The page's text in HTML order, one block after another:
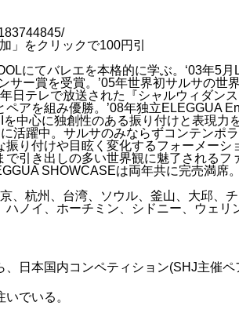
」をクリックで100円引
にてバレエを本格的に学ぶ。‘03年5月
ー賞を受賞。’05年世界初サルサの世
日テレで放送された『シャルウィダン
アを組み優勝。’08年独立ELEGGUA
中心に独創性のある振り付けと表現力
活躍中。サルサのみならずコンテンポ
り付けや目眩く変化するフォーメーシ
引き出しの多い世界観に魅了されるフ
SHOWCASEは両年共に完売満席
、杭州、台湾、ソウル、釜山、大邱、
ノイ、ホーチミン、シドニー、ウェリ
日本国内コンペティション(SHJ主催ペ
でいる。